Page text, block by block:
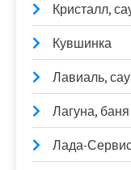
Кристалл,
Кувшинка
Лавиаль,
Лагуна, баня
Лада-